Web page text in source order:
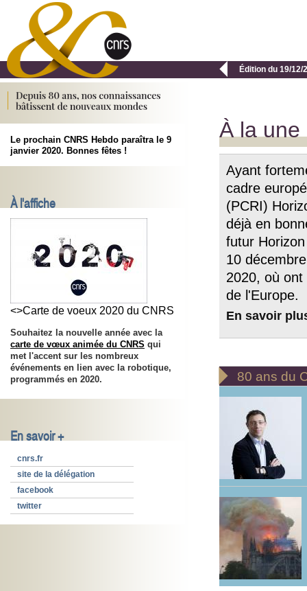
 Édition du 19/12/
Le prochain CNRS Hebdo paraîtra le 9
janvier 2020. Bonnes fêtes !
À l'affiche
<>Carte de voeux 2020 du CNRS
Souhaitez la nouvelle année avec la
carte de vœux animée du CNRS qui
met l'accent sur les nombreux
événements en lien avec la robotique,
programmés en 2020.
En savoir +
cnrs.fr
site de la délégation
facebook
twitter
À la une
Ayant
cadre
(PCRI)
déjà en
futur
10
2020, où
de l'Europe.
En savoir
 80 ans du